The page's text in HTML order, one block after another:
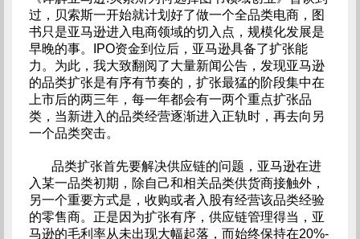
过，贝索斯一开始就计划好了做一个全品类电商，图
书只是亚马逊进入电商领域的切入点，规模化发展是
早晚的事。IPO资金到位后，亚马逊具备了扩张能
力。为此，我大致翻阅了大量新闻公告，发现亚马逊
的品类扩张是有序有节奏的，扩张最猛的阶段集中在
上市后的两三年，每一年都会有一两个重点扩张品
类，当新进入的品类经营逐渐进入正轨时，再去向另
一个品类突击。
品类扩张首先要解决供应链的问题，亚马逊在进
入某一品类初期，除自己和相关品类供货商接触外，
另一个重要方式是，收购或者入股有经营该品类经验
的零售商。正是因为扩张有序，供应链管理得当，亚
马逊的毛利率从未出现大幅起落，而始终保持在20%-